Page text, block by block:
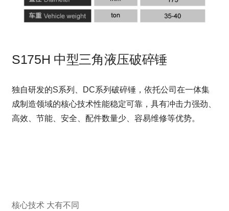
S175H 中型三角液压破碎锤
独自研发的S系列、DC系列破碎锤，依托公司在一体集
成制造领域的核心技术性能稳定可靠，具有冲击力强劲、
高效、节能、安全、配件数量少、容易维修等优势。
核心技术 大有不同